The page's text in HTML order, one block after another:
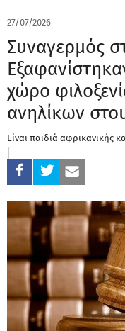
27/07/2026
Συναγερμός
χώρο
ανηλίκων
Είναι παιδιά αφρικανικής